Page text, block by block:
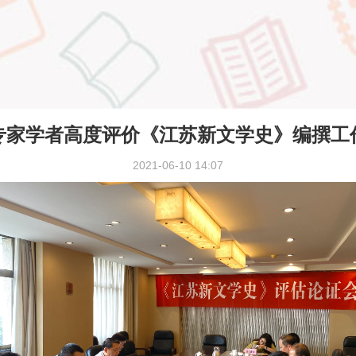
家学者高度评价《江苏新文学史》编撰工
2021-06-10 14:07